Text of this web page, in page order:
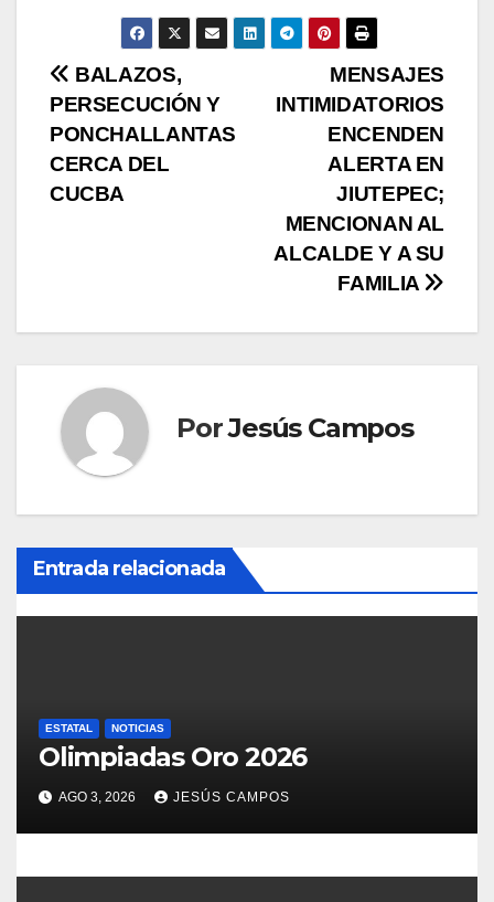
N
a
v
ó
e
e
t
r
a
MENSAJES
INTIMIDATORIOS
ENCENDEN
ALERTA EN
JIUTEPEC;
MENCIONAN AL
ALCALDE Y A SU
FAMILIA
BALAZOS,
PERSECUCIÓN Y
PONCHALLANTAS
CERCA DEL
CUCBA
PorJesús Campos
Entrada relacionada
ESTATAL NOTICIAS
Olimpiadas Oro 2026
AGO 3, 2026 JESÚS CAMPOS